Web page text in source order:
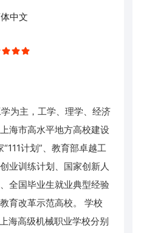
中文
为主，工学、理学、经济
海市高水平地方高校建设
计划”、教育部卓越工
业训练计划、国家创新人
全国毕业生就业典型经验
育改革示范高校。 学校
海高级机械职业学校分别